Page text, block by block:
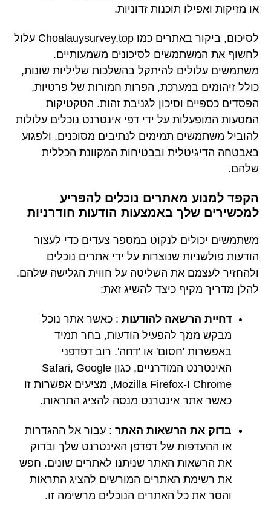
או מזיקות ואפילו תוכנות זדוניות.
לסיכום, ביקור באתרים כמו Choalauysurvey.top עלול
לחשוף את המשתמשים לסיכונים משמעותיים.
משתמשים עלולים להיתקל בהשלכות שליליות שונות,
כולל זיהומים במערכת, הפרות חמורות של פרטיות,
הפסדים כספיים וסיכון לגניבת זהות. הטקטיקות
המטעות המופעלות על ידי דפי אינטרנט נוכלים עלולות
להוביל משתמשים תמימים לנתיבים מסוכנים, ולפגוע
באבטחה הדיגיטלית ובבטיחות המקוונת הכללית
שלהם.
הקפד למנוע מאתרים נוכלים להפריע
למכשירים שלך באמצעות הודעות חודרניות
משתמשים יכולים לנקוט במספר צעדים כדי לעצור
הודעות פולשניות שנוצרות על ידי אתרים נוכלים
ולהחזיר לעצמם את השליטה על חווית הגלישה שלהם.
להלן מדריך מקיף כיצד להשיג זאת:
דחיית הרשאה להודעות : כאשר אתר נוכל
מבקש ממך להפעיל הודעות, בחר תמיד
באפשרות 'חסום' או 'דחה'. רוב דפדפני
האינטרנט המודרניים, כגון Safari, Google
Chrome ו-Mozilla Firefox, מציעים אפשרות זו
כאשר אתר אינטרנט מנסה להציג התראות.
בדוק את הרשאות האתר : עבור אל ההגדרות
או ההעדפות של דפדפן האינטרנט שלך ובדוק
את הרשאות האתר שניתנו לאתרים שונים. חפש
את רשימת האתרים המורשים להציג התראות
והסר את כל האתרים הנוכלים מרשימה זו.